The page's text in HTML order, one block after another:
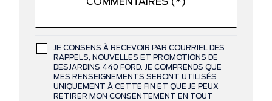
JE CONSENS À RECEVOIR PAR COURRIEL DES
RAPPELS, NOUVELLES ET PROMOTIONS DE
DESJARDINS 440 FORD. JE COMPRENDS QUE
MES RENSEIGNEMENTS SERONT UTILISÉS
UNIQUEMENT À CETTE FIN ET QUE JE PEUX
RETIRER MON CONSENTEMENT EN TOUT